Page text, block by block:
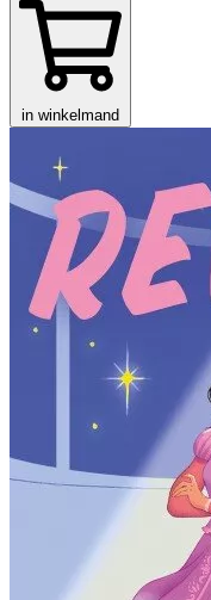
in winkelmand